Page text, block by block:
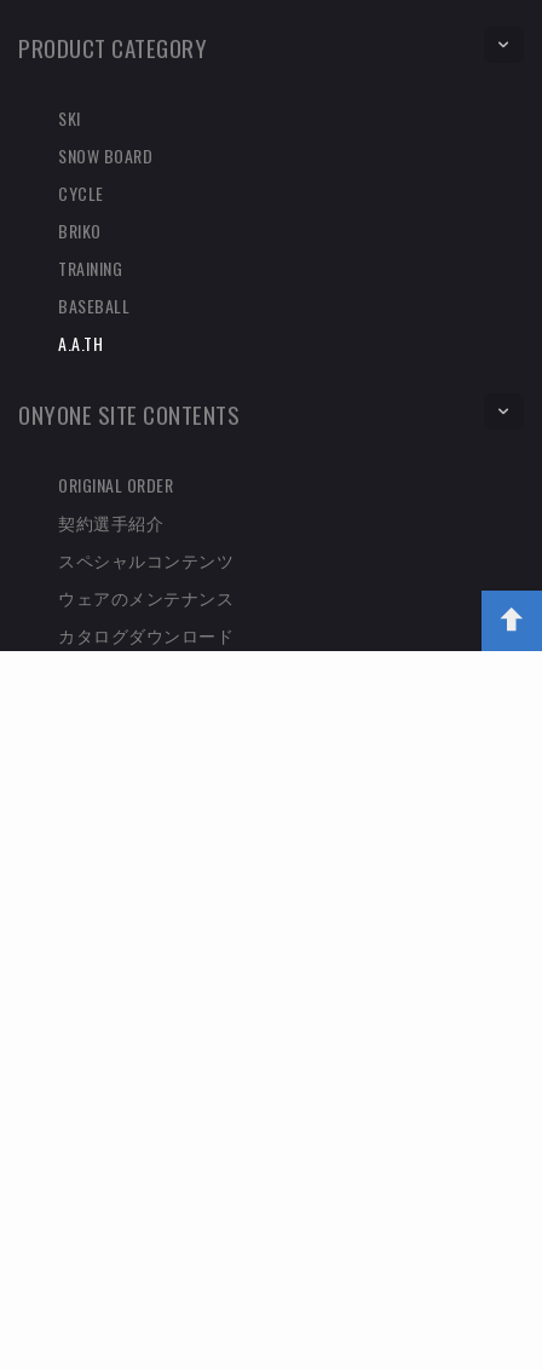
PRODUCT CATEGORY
SKI
SNOW BOARD
CYCLE
BRIKO
TRAINING
BASEBALL
A.A.TH
ONYONE SITE CONTENTS
ORIGINAL ORDER
契約選手紹介
スペシャルコンテンツ
ウェアのメンテナンス
カタログダウンロード